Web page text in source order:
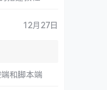
12月27日
和脚本端